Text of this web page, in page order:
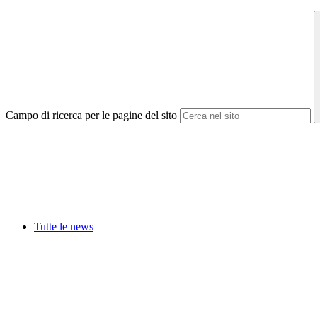
Campo di ricerca per le pagine del sito
Tutte le news